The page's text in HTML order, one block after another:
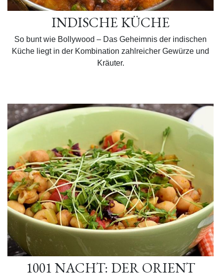
INDISCHE KÜCHE
So bunt wie Bollywood – Das Geheimnis der indischen
Küche liegt in der Kombination zahlreicher Gewürze und
Kräuter.
1001 NACHT: DER ORIENT